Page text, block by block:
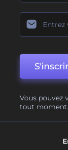
Vous pouvez
tout moment.